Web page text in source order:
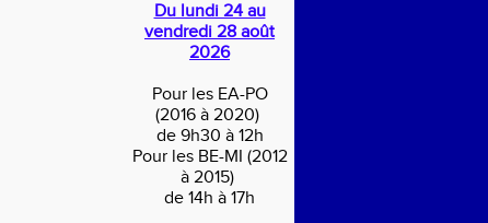
Du lundi 24 au
vendredi 28 août
2026
Pour les EA-PO
(2016 à 2020)
de 9h30 à 12h
Pour les BE-MI (2012
à 2015)
de 14h à 17h